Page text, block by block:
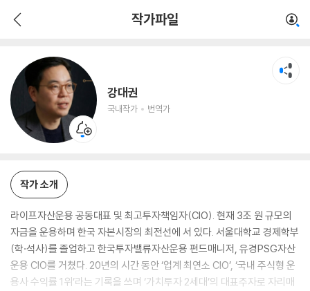
작가파일
강대권
국내작가 번역가
작가 소개
라이프자산운용 공동대표 및 최고투자책임자(CIO). 현재 3조 원 규모의
자금을 운용하며 한국 자본시장의 최전선에 서 있다. 서울대학교 경제학부
(학·석사)를 졸업하고 한국투자밸류자산운용 펀드매니저, 유경PSG자산
운용 CIO를 거쳤다. 20년의 시간 동안 ‘업계 최연소 CIO’, ‘국내 주식형 운
용사 수익률 1위’라는 기록을 쓰며 ‘가치투자 2세대’의 대표주자로 자리매